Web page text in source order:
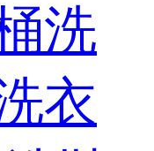
洗
衣